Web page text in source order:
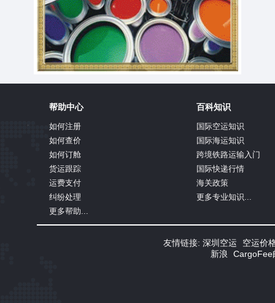
帮助中心
如何注册
如何查价
如何订舱
货运跟踪
运费支付
纠纷处理
更多帮助...
百科知识
国际空运知识
国际海运知识
跨境铁路运输入门
国际快递行情
海关政策
更多专业知识...
友情链接: 深圳空运
空运价
新浪
CargoFee